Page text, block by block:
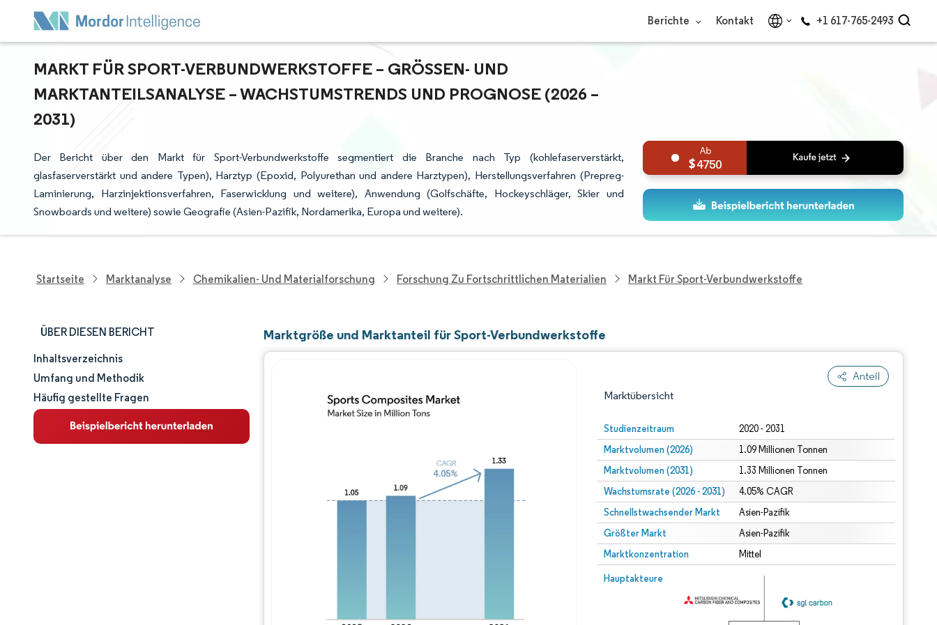
Berichte Kontakt +1 617-765-2493
MARKT FÜR SPORT-VERBUNDWERKSTOFFE – GRÖSSEN- UND M
ARKTANTEILSANALYSE – WACHSTUMSTRENDS UND PROGNOSE (2026 – 2
031)
Der Bericht über den Markt für Sport-Verbundwerkstoffe segmentiert die Branche nach Typ (kohlefaserverstärkt,
glasfaserverstärkt und andere Typen), Harztyp (Epoxid, Polyurethan und andere Harztypen), Herstellungsverfahren (Prepreg-
Laminierung, Harzinjektionsverfahren, Faserwicklung und weitere), Anwendung (Golfschäfte, Hockeyschläger, Skier und
Snowboards und weitere) sowie Geografie (Asien-Pazifik, Nordamerika, Europa und weitere).
4750
Startseite Marktanalyse Chemikalien- Und Materialforschung Forschung Zu Fortschrittlichen Materialien Markt Für Sport-Verbundwerkstoffe
ÜBER DIESEN BERICHT
Marktgröße und -anteil
Marktanalyse
Trends und Einblicke
Inhaltsverzeichnis
Umfang und Methodik
Häufig gestellte Fragen
Marktgröße und Marktanteil für Sport-Verbundwerkstoffe
Anteil
Marktübersicht
Studienzeitraum 2020 - 2031
Marktvolumen (2026) 1.09 Millionen Tonnen
Marktvolumen (2031) 1.33 Millionen Tonnen
Wachstumsrate (2026 - 2031) 4.05% CAGR
Schnellstwachsender Markt Asien-Pazifik
Größter Markt Asien-Pazifik
Marktkonzentration Mittel
Hauptakteure
Bild © Mordor Intelligence. Wiederverwendung erfordert Namensnennung gemäß CC BY 4.0.
Bild © Mordor Intelligence. Wiederverwendung erfordert Namensnennung gemäß CC BY 4.0.